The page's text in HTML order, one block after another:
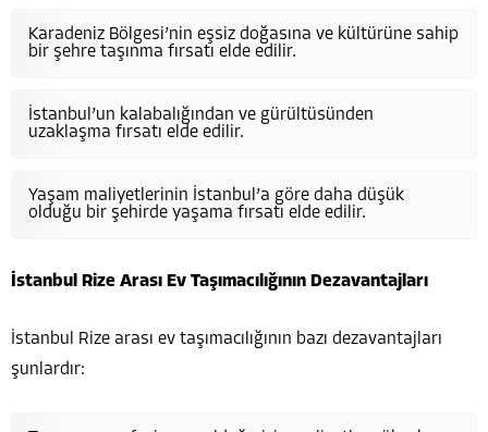
Karadeniz Bölgesi’nin eşsiz doğasına ve kültürüne sahip
bir şehre taşınma fırsatı elde edilir.
İstanbul’un kalabalığından ve gürültüsünden
uzaklaşma fırsatı elde edilir.
Yaşam maliyetlerinin İstanbul’a göre daha düşük
olduğu bir şehirde yaşama fırsatı elde edilir.
İstanbul Rize Arası Ev Taşımacılığının Dezavantajları
İstanbul Rize arası ev taşımacılığının bazı dezavantajları
şunlardır: